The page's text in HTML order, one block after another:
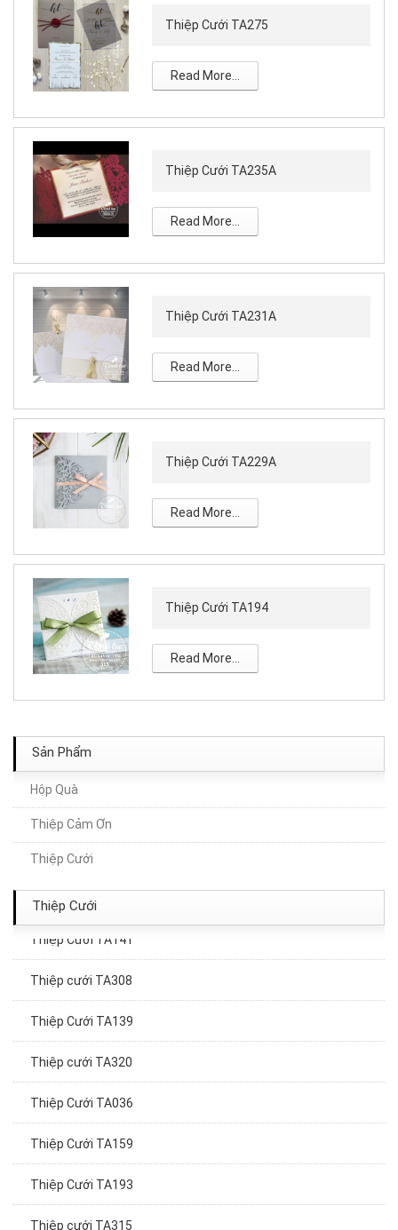
Thiệp Cưới TA275
Read More...
Thiệp Cưới TA235A
Read More...
Thiệp Cưới TA231A
Read More...
Thiệp Cưới TA229A
Read More...
Thiệp Cưới TA194
Read More...
Sản Phẩm
Hộp Quà
Thiệp Cảm Ơn
Thiệp Cưới
Thiệp Cưới
Thiệp Cưới TA071
Thiệp Cưới TA050
Thiệp cưới TA308
Thiệp Cưới TA139
Thiệp cưới TA320
Thiệp Cưới TA036
Thiệp Cưới TA159
Thiệp Cưới TA193
Thiệp cưới TA315